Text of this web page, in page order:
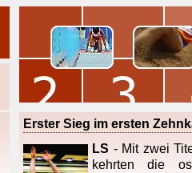
Erster Sieg im ersten
LS - Mit zwei
kehrten die